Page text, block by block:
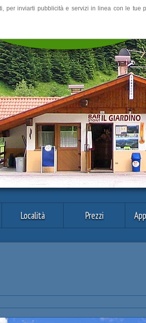
Località Prezzi
per inviarti pubblicità e servizi in linea con le